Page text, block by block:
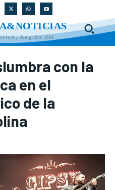
Región del
con la
en el
de la